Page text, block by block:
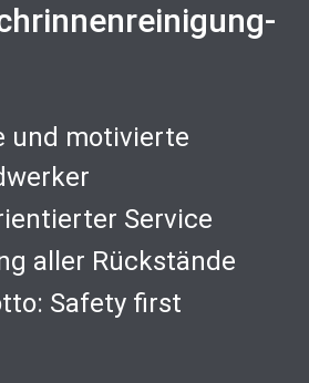
und motivierte
Service
aller Rückstände
Safety first